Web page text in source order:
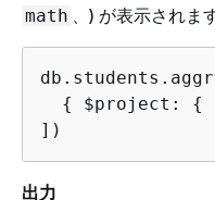
math 、) が表示されま
{
$project: {
])
出力